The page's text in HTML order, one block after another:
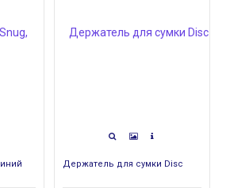
Держатель для сумки Disc